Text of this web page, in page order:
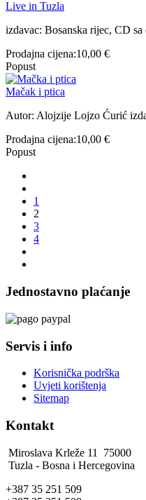
Live in Tuzla
izdavac: Bosanska rijec, CD
Prodajna cijena:10,00 €
Popust
Mačak i ptica
Autor: Alojzije Lojzo Ćurić
Prodajna cijena:10,00 €
Popust
1
2
3
4
Jednostavno plaćanje
Servis i info
Korisnička podrška
Uvjeti korištenja
Sitemap
Kontakt
Miroslava Krleže 11 75000
Tuzla - Bosna i Hercegovina
+387 35 251 509